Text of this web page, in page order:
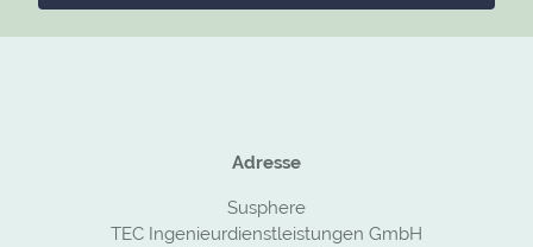
Adresse
Susphere
TEC Ingenieurdienstleistungen GmbH